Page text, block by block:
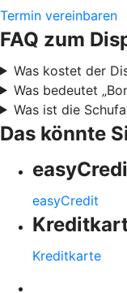
Termin vereinbaren
FAQ zum
Was kostet der
Was bedeutet
Was ist die
Das könnte
easyCredit
Kreditkarte